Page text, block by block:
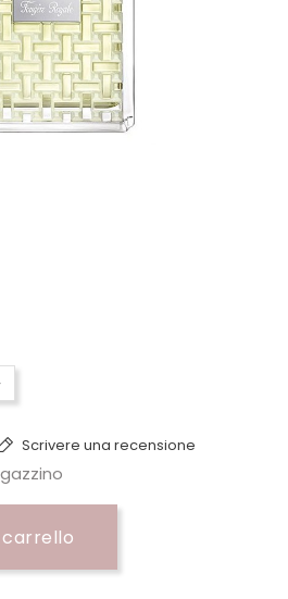
Scrivere una recensione
carrello